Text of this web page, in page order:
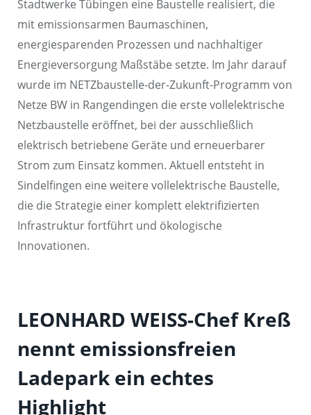
Stadtwerke Tübingen eine Baustelle realisiert, die
mit emissionsarmen Baumaschinen,
energiesparenden Prozessen und nachhaltiger
Energieversorgung Maßstäbe setzte. Im Jahr darauf
wurde im NETZbaustelle-der-Zukunft-Programm von
Netze BW in Rangendingen die erste vollelektrische
Netzbaustelle eröffnet, bei der ausschließlich
elektrisch betriebene Geräte und erneuerbarer
Strom zum Einsatz kommen. Aktuell entsteht in
Sindelfingen eine weitere vollelektrische Baustelle,
die die Strategie einer komplett elektrifizierten
Infrastruktur fortführt und ökologische
Innovationen.
LEONHARD WEISS-Chef Kreß
nennt emissionsfreien
Ladepark ein echtes
Highlight